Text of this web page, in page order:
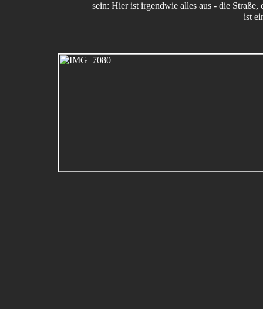
sein: Hier ist irgendwie alles aus - die Straße,
ist